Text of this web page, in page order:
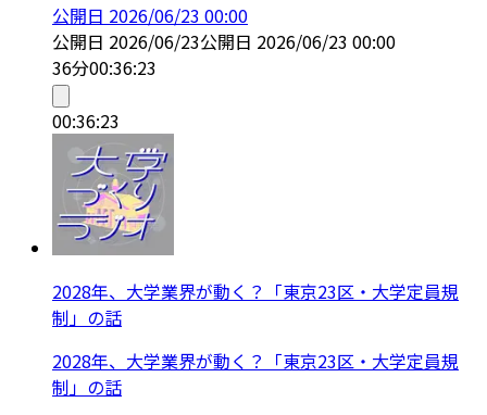
公開日 2026/06/23 00:00
公開日 2026/06/23公開日 2026/06/23 00:00
36分00:36:23
00:36:23
2028年、大学業界が動く？「東京23区・大学定員規
制」の話
2028年、大学業界が動く？「東京23区・大学定員規
制」の話